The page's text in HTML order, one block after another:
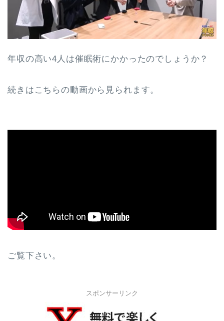
年収の高い4人は催眠術にかかったのでしょうか？
続きはこちらの動画から見られます。
ご覧下さい。
スポンサーリンク